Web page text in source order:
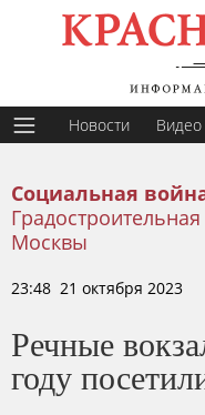
Новости Видео
Социальная
Москвы
23:48 21 октября 2023
Речные
году